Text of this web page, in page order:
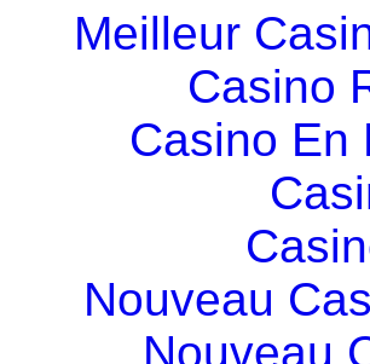
Meilleur
Casino
Casino En
Nouveau
Nouveau